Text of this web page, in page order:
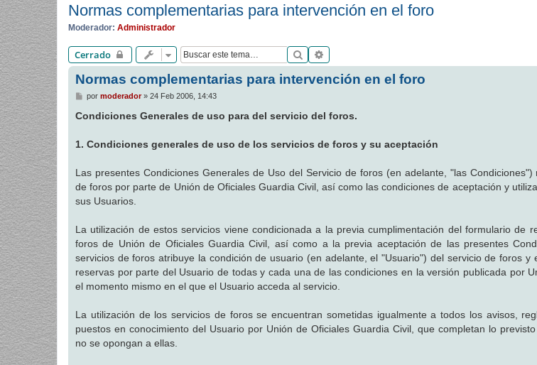
Normas complementarias para intervención en el foro
Moderador: Administrador
Cerrado Buscar
Normas complementarias para intervención en el foro
M
n
por moderador» 24 Feb 2006, 14:43
Condiciones Generales de uso para del servicio del foros.
1. Condiciones generales de uso de los servicios de foros y su aceptación
Las presentes Condiciones Generales de Uso del Servicio de foros (en adelante, "las
de foros por parte de Unión de Oficiales Guardia Civil, así como las condiciones de aceptación y
sus Usuarios.
La utilización de estos servicios viene condicionada a la previa cumplimentación del formulario de
foros de Unión de Oficiales Guardia Civil, así como a la previa aceptación de las presentes
servicios de foros atribuye la condición de usuario (en adelante, el "Usuario") del servicio de foros y
reservas por parte del Usuario de todas y cada una de las condiciones en la versión publicada por
el momento mismo en el que el Usuario acceda al servicio.
La utilización de los servicios de foros se encuentran sometidas igualmente a todos los avisos,
puestos en conocimiento del Usuario por Unión de Oficiales Guardia Civil, que completan lo
no se opongan a ellas.